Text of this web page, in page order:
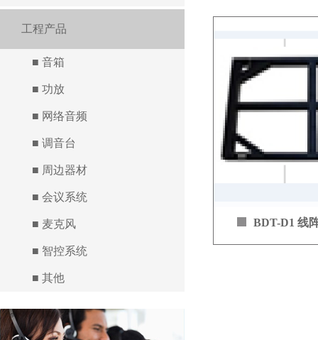
工程产品
■ 音箱
■ 功放
■ 网络音频
■ 调音台
■ 周边器材
■ 会议系统
■ 麦克风
■ 智控系统
■ 其他
数字功放，体积小
轻，内置精准调
统不仅能在安全稳
出完美音效，而且
能安全运行并保持
的最大声压级
积下更高的声压级
BDT-D1 线